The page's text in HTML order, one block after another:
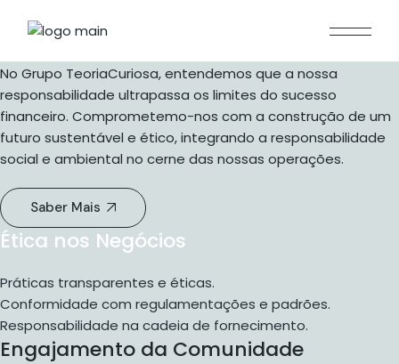
No Grupo TeoriaCuriosa, entendemos que a nossa
responsabilidade ultrapassa os limites do sucesso
financeiro. Comprometemo-nos com a construção de um
futuro sustentável e ético, integrando a responsabilidade
social e ambiental no cerne das nossas operações.
Saber Mais
Ética nos Negócios
Práticas transparentes e éticas.
Conformidade com regulamentações e padrões.
Responsabilidade na cadeia de fornecimento.
Engajamento da Comunidade